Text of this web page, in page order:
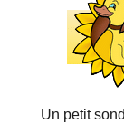
Un petit